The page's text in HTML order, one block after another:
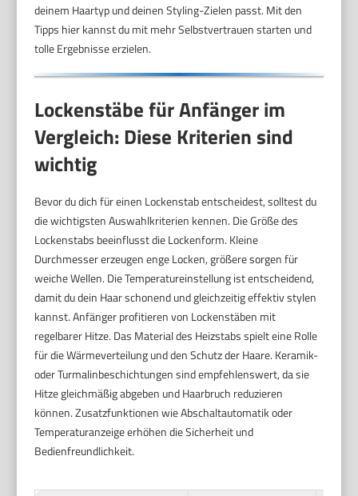
deinem Haartyp und deinen Styling-Zielen passt. Mit den
Tipps hier kannst du mit mehr Selbstvertrauen starten und
tolle Ergebnisse erzielen.
Lockenstäbe für Anfänger im
Vergleich: Diese Kriterien sind
wichtig
Bevor du dich für einen Lockenstab entscheidest, solltest du
die wichtigsten Auswahlkriterien kennen. Die Größe des
Lockenstabs beeinflusst die Lockenform. Kleine
Durchmesser erzeugen enge Locken, größere sorgen für
weiche Wellen. Die Temperatureinstellung ist entscheidend,
damit du dein Haar schonend und gleichzeitig effektiv stylen
kannst. Anfänger profitieren von Lockenstäben mit
regelbarer Hitze. Das Material des Heizstabs spielt eine Rolle
für die Wärmeverteilung und den Schutz der Haare. Keramik-
oder Turmalinbeschichtungen sind empfehlenswert, da sie
Hitze gleichmäßig abgeben und Haarbruch reduzieren
können. Zusatzfunktionen wie Abschaltautomatik oder
Temperaturanzeige erhöhen die Sicherheit und
Bedienfreundlichkeit.